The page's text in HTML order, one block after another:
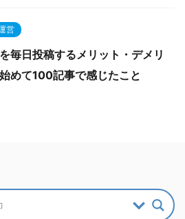
営
毎日投稿するメリット・デメリ
めて100記事で感じたこと